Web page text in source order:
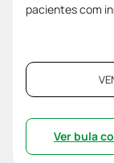
pacientes com
Ver bula